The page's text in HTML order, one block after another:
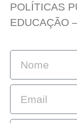
POLÍTICAS
EDUCAÇÃO